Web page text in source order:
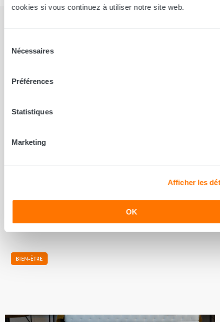
cookies si vous continuez à utiliser notre site web.
Nécessaires
Préférences
Statistiques
Marketing
Afficher les
OK
Nos articles sur le même sujet
Changement de saison : Comment bien
place à l’automne et sa fraicheur. La Nature jusqu’alors
verte et fleurie, enfin rougit et se prépare...
BIEN-ÊTRE